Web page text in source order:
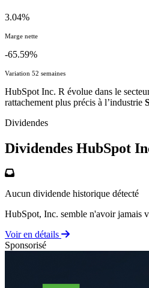
3.04%
Marge nette
-65.59%
Variation 52 semaines
HubSpot Inc. R évolue dans le
rattachement plus précis à l’industrie
Dividendes
Dividendes HubSpot
Aucun dividende historique détecté
HubSpot, Inc. semble n'avoir jamais
Voir en détails
Sponsorisé